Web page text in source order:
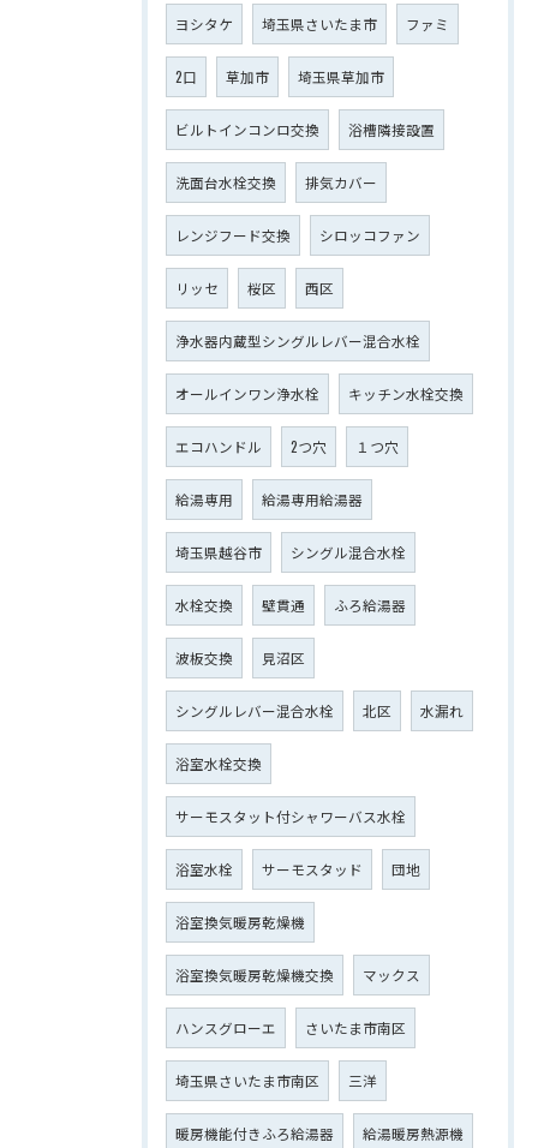
ヨシタケ 埼玉県さいたま市 ファミ
2口 草加市 埼玉県草加市
ビルトインコンロ交換 浴槽隣接設置
洗面台水栓交換 排気カバー
レンジフード交換 シロッコファン
リッセ 桜区 西区
浄水器内蔵型シングルレバー混合水栓
オールインワン浄水栓 キッチン水栓交換
エコハンドル 2つ穴 １つ穴
給湯専用 給湯専用給湯器
埼玉県越谷市 シングル混合水栓
水栓交換 壁貫通 ふろ給湯器
波板交換 見沼区
シングルレバー混合水栓 北区 水漏れ
浴室水栓交換
サーモスタット付シャワーバス水栓
浴室水栓 サーモスタッド 団地
浴室換気暖房乾燥機
浴室換気暖房乾燥機交換 マックス
ハンスグローエ さいたま市南区
埼玉県さいたま市南区 三洋
暖房機能付きふろ給湯器 給湯暖房熱源機